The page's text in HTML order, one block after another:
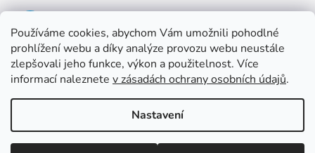
Používáme cookies, abychom Vám umožnili pohodlné
prohlížení webu a díky analýze provozu webu neustále
zlepšovali jeho funkce, výkon a použitelnost. Více
informací naleznete v zásadách ochrany osobních údajů.
Nastavení
Facebook
Vytvořil Shoptet